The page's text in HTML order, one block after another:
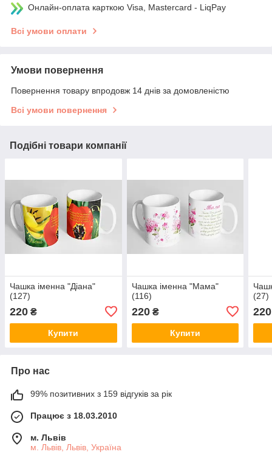
Онлайн-оплата карткою Visa, Mastercard - LiqPay
Всі умови оплати
Умови повернення
Повернення товару впродовж 14 днів за домовленістю
Всі умови повернення
Подібні товари компанії
Чашка іменна "Діана"
(127)
220 ₴
Купити
Чашка іменна "Мама"
(116)
220₴
Купити
(27)
220
Про нас
99% позитивних з 159 відгуків за рік
Працює з 18.03.2010
м. Львів
м. Львів, Львів, Україна